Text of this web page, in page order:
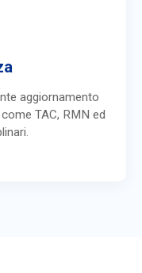
aggiornamento
TAC, RMN ed